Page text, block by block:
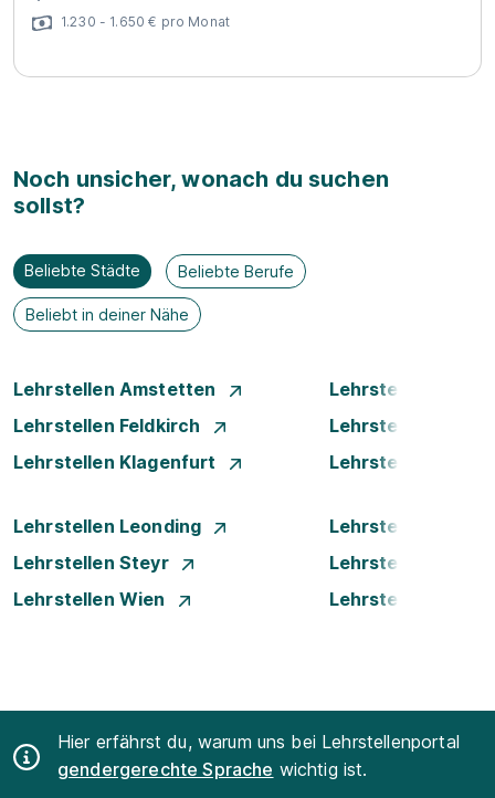
1.230 - 1.650 € pro Monat
Noch unsicher, wonach du suchen
sollst?
Beliebte Städte Beliebte Berufe
Beliebt in deiner Nähe
Lehrstellen Amstetten
Lehrstellen
Lehrstellen Feldkirch
Lehrstellen Graz
Lehrstellen Klagenfurt
Lehrstellen
Lehrstellen Leonding
Lehrstellen Linz
Lehrstellen Steyr
Lehrstellen Traun
Lehrstellen Wien
Lehrstellen
Hier erfährst du, warum uns bei Lehrstellenportal
gendergerechte Sprache wichtig ist.